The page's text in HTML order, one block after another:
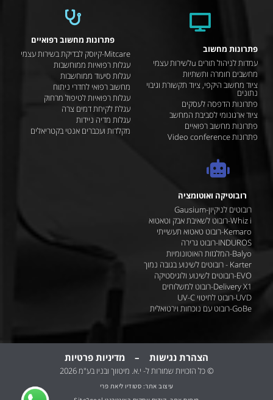
פתרונות מחשוב
עמדות לניהול תורים uלשירות עצמי
מחשבים חומרה ותשתיות
ציוד מחשוב היקפי, ציוד תקשורת וגיבוי
נתונים
פתרונות הדפסה לעסקים
ציוד ארגונומי לסביבת המחשב
פתרונות מחשוב רפואיים
פתרונות Video conference
פתרונות מחשוב רפואיים
Mitcare-קיוסק לבדיקת בשירות עצמי
עגלות רפואיות ממוחשבות
עגלות סיעוד ממוחשבות
מחשוב רפואי לחדרי ניתוח
עגלות רפואיות לטיפול מרחוק
עגלת לקיחת דמים צרה
עגלות מדיה ניידות
מקלדות ועכברים אנטי בקטריאלים
רובוטיקה ואוטומציה
רובוטים לניקיון-Gausium
Whiz i-רובוט לשאיבת אבק וטאטוא
Kemaro-רובוט טאטוא תעשייתי
INDUROS-רובוט גרירה
Balyo-המלגזות האוטונומיות
Karter - רובוטים לשינוע בגובה נמוך
EVO-רובוטים לשינוע ולוגיסטיקה
Delivery X1-רובוט למשלוחים
UVD-רובוט לחיטוי UV-C
GoBe-רובוט עם נוכחות וירטואלית
הצהרת נגישות – מדיניות פרטיות
© כל הזכויות שמורות ל- י.א. מיטווך ובניו בע"מ 2026
עיצוב אתר: סטודיו ליאת פרי